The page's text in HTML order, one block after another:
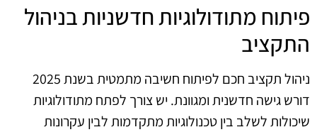
פיתוח מתודולוגיות חדשניות בניהול
התקציב
ניהול תקציב חכם לפיתוח חשיבה מתמטית בשנת 2025
דורש גישה חדשנית ומגוונת. יש צורך לפתח מתודולוגיות
שיכולות לשלב בין טכנולוגיות מתקדמות לבין עקרונות